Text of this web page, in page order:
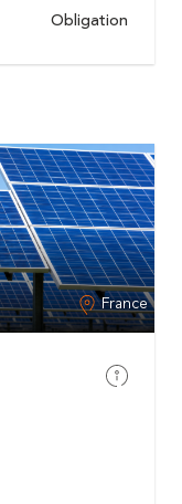
Obligation
France